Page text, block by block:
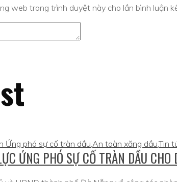
web trong trình duyệt này cho lần bình luận
Ứng phó sự cố tràn dầu,An toàn xăng dầu,Tin
ỨNG PHÓ SỰ CỐ TRÀN DẦU